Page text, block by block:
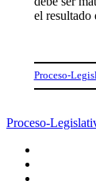
el resultado
Proceso-
Proceso-